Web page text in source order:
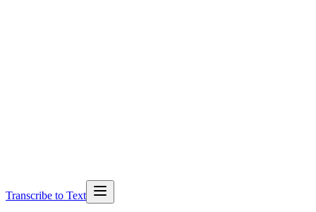
Transcribe to Text